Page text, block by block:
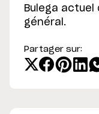
Bulega
général.
Partager sur: